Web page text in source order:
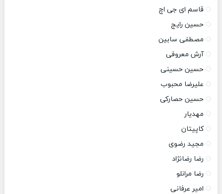
قاسم ای جی اچ
حسین رایج
مصطفی سابین
آرش معروفی
حسین حسینی
علیرضا محبوب
حسین حصارکی
مهدیار
کاپیتان
مجید رضوی
رضا رضانژاد
رضا مرانلو
امیر عرفانی